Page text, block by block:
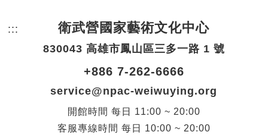
::: 頁尾網站資訊。
衛武營國家藝術文化中心
830043 高雄市鳳山區三多一路 1 號
+886 7-262-6666
service@npac-weiwuying.org
開館時間 每日
11:00 ~ 20:00
客服專線時間 每日 10:00 ~ 20:00